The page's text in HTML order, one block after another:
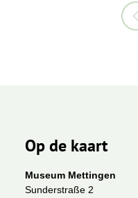
Op de kaart
Museum Mettingen
Sunderstraße 2